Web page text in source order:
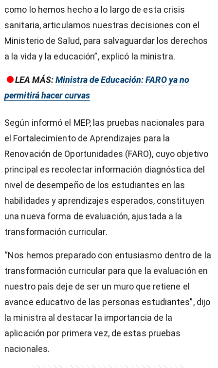
como lo hemos hecho a lo largo de esta crisis
sanitaria, articulamos nuestras decisiones con el
Ministerio de Salud, para salvaguardar los derechos
a la vida y la educación”, explicó la ministra.
LEA MÁS:Ministra de Educación: FARO ya no
permitirá hacer curvas
Según informó el MEP, las pruebas nacionales para
el Fortalecimiento de Aprendizajes para la
Renovación de Oportunidades (FARO), cuyo objetivo
principal es recolectar información diagnóstica del
nivel de desempeño de los estudiantes en las
habilidades y aprendizajes esperados, constituyen
una nueva forma de evaluación, ajustada a la
transformación curricular.
“Nos hemos preparado con entusiasmo dentro de la
transformación curricular para que la evaluación en
nuestro país deje de ser un muro que retiene el
avance educativo de las personas estudiantes”, dijo
la ministra al destacar la importancia de la
aplicación por primera vez, de estas pruebas
nacionales.